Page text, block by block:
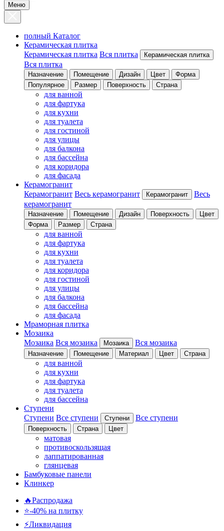
Меню
полный Каталог
Керамическая плитка
Керамическая плитка Вся плитка Керамическая плитка
Вся плитка
Назначение Помещение Дизайн Цвет
Форма
Популярное
Размер Поверхность Страна
для ванной
для фартука
для кухни
для туалета
для гостиной
для улицы
для балкона
для бассейна
для коридора
для фасада
Керамогранит
Керамогранит Весь керамогранит Керамогранит
Весь
керамогранит
Назначение Помещение Дизайн Поверхность
Цвет
Форма
Размер Страна
для ванной
для фартука
для кухни
для туалета
для коридора
для гостиной
для улицы
для балкона
для бассейна
для фасада
Мраморная плитка
Мозаика
Мозаика Вся мозаика Мозаика Вся мозаика
Назначение Помещение Материал Цвет Страна
для ванной
для кухни
для фартука
для туалета
для бассейна
Ступени
Ступени Все ступени Ступени Все ступени
Поверхность Страна Цвет
матовая
противоскользящая
лаппатированная
глянцевая
Бамбуковые панели
Клинкер
🔥Распродажа
⭐-40% на плитку
⚡️Ликвидация